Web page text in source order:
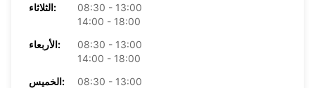
الثلاثاء:
08:30 - 13:00
14:00 - 18:00
الأربعاء:
08:30 - 13:00
14:00 - 18:00
الخميس:
08:30 - 13:00